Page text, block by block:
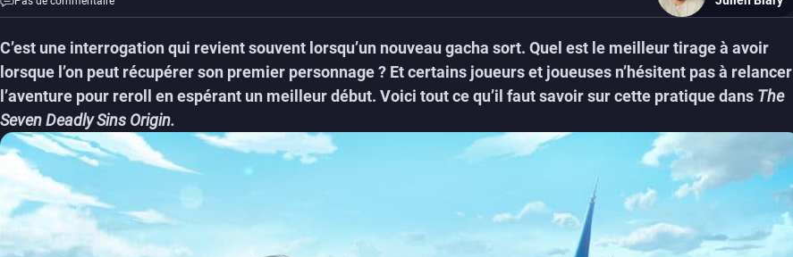
C’est une interrogation qui revient souvent lorsqu’un nouveau gacha sort. Quel est le meilleur tirage à avoir
lorsque l’on peut récupérer son premier personnage ? Et certains joueurs et joueuses n’hésitent pas à relancer
l’aventure pour reroll en espérant un meilleur début. Voici tout ce qu’il faut savoir sur cette pratique dans The
Seven Deadly Sins Origin.